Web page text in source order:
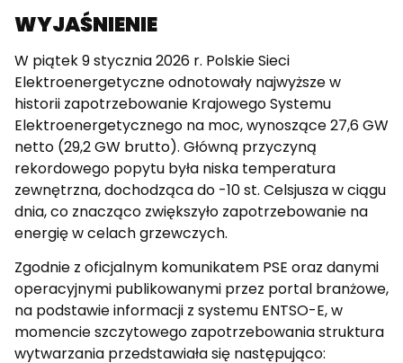
WYJAŚNIENIE
W piątek 9 stycznia 2026 r. Polskie Sieci
Elektroenergetyczne odnotowały najwyższe w
historii zapotrzebowanie Krajowego Systemu
Elektroenergetycznego na moc, wynoszące 27,6 GW
netto (29,2 GW brutto). Główną przyczyną
rekordowego popytu była niska temperatura
zewnętrzna, dochodząca do -10 st. Celsjusza w ciągu
dnia, co znacząco zwiększyło zapotrzebowanie na
energię w celach grzewczych.
Zgodnie z oficjalnym komunikatem PSE oraz danymi
operacyjnymi publikowanymi przez portal branżowe,
na podstawie informacji z systemu ENTSO-E, w
momencie szczytowego zapotrzebowania struktura
wytwarzania przedstawiała się następująco: